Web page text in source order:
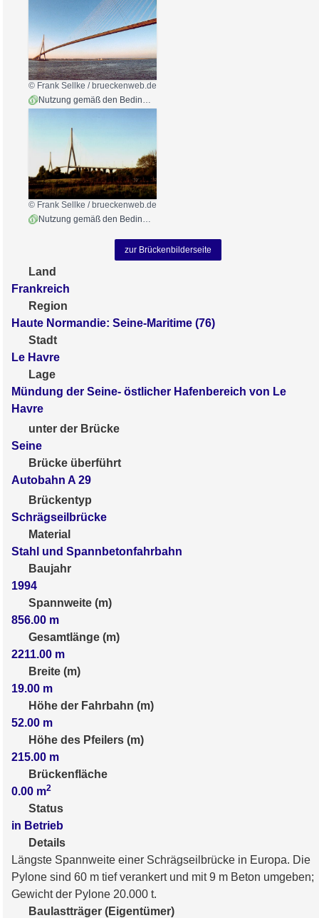
© Frank Sellke / brueckenweb.de
Nutzung gemäß den Bedingungen
© Frank Sellke / brueckenweb.de
zur Brückenbilderseite
Land
Frankreich
Region
Haute Normandie: Seine-Maritime (76)
Stadt
Le Havre
Lage
Mündung der Seine- östlicher Hafenbereich von Le
Havre
unter der Brücke
Seine
Brücke überführt
Autobahn A 29
Brückentyp
Schrägseilbrücke
Material
Stahl und Spannbetonfahrbahn
Baujahr
1994
Spannweite (m)
856.00 m
Gesamtlänge (m)
2211.00 m
Breite (m)
19.00 m
Höhe der Fahrbahn (m)
52.00 m
Höhe des Pfeilers (m)
215.00 m
Brückenfläche
0.00 m2
Status
in Betrieb
Details
Längste Spannweite einer Schrägseilbrücke in Europa. Die
Pylone sind 60 m tief verankert und mit 9 m Beton umgeben;
Gewicht der Pylone 20.000 t.
Baulastträger (Eigentümer)